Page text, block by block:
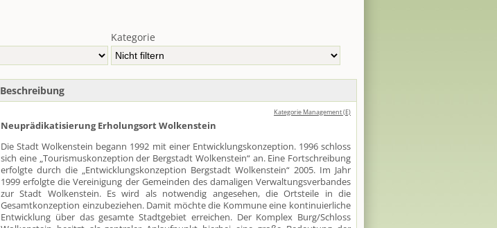
Kategorie
Beschreibung
Kategorie Management (E)
Neuprädikatisierung Erholungsort Wolkenstein
Die Stadt Wolkenstein begann 1992 mit einer Entwicklungskonzeption. 1996 schloss
sich eine „Tourismuskonzeption der Bergstadt Wolkenstein“ an. Eine Fortschreibung
erfolgte durch die „Entwicklungskonzeption Bergstadt Wolkenstein“ 2005. Im Jahr
1999 erfolgte die Vereinigung der Gemeinden des damaligen Verwaltungsverbandes
zur Stadt Wolkenstein. Es wird als notwendig angesehen, die Ortsteile in die
Gesamtkonzeption einzubeziehen. Damit möchte die Kommune eine kontinuierliche
Entwicklung über das gesamte Stadtgebiet erreichen. Der Komplex Burg/Schloss